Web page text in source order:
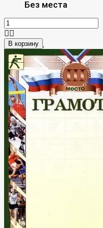
Без места
В корзину